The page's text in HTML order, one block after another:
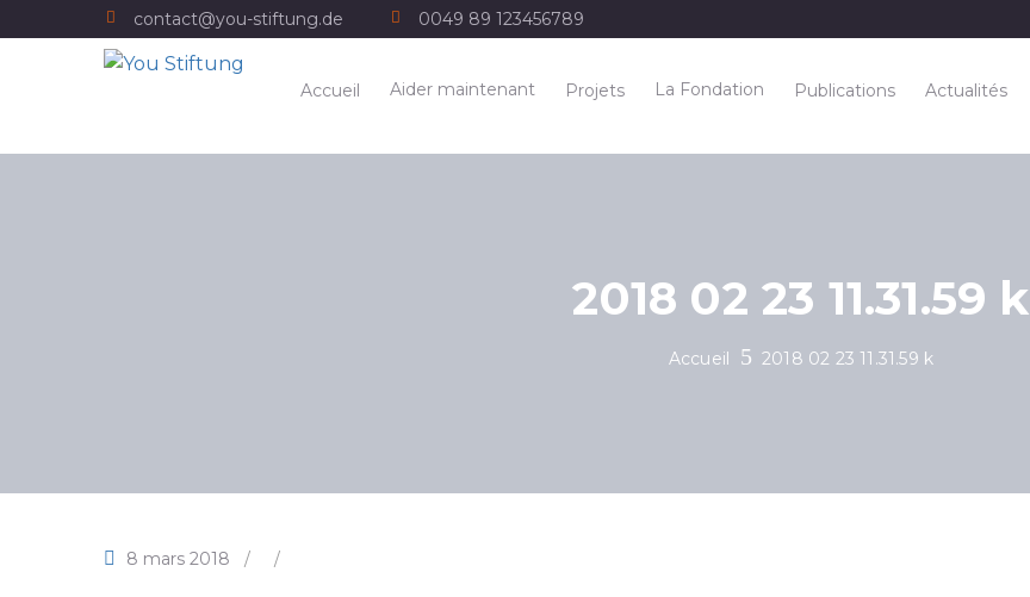
contact@you-stiftung.de 0049 89 123456789
Accueil Aider maintenant Projets La Fondation Publications Actualités
2018 02 23 11.31.59 k
Accueil 2018 02 23 11.31.59 k
8 mars 2018 / /